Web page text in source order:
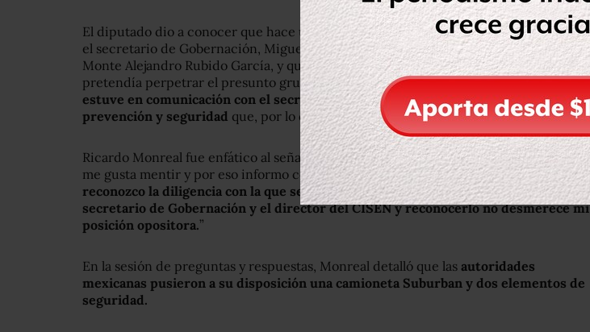
El diputado dio a conocer que hace unos días la información le fue comunicada por
el secretario de Gobernación, Miguel Ángel Osorio Chong, y el director del CISEN,
Monte Alejandro Rubido García, y que, por la gravedad de las acciones que
pretendía perpetrar el presunto grupo delictivo, “durante las horas posteriores
estuve en comunicación con el secretario de Gobernación para diseñar medida de
prevención y seguridad que, por lo delicado del asunto, debían mantener en sigilo.”
Ricardo Monreal fue enfático al señalar que siempre ha intentado ser honesto, “no
me gusta mentir y por eso informo con transparencia lo que sucedió, por eso
reconozco la diligencia con la que se actuó, así como el trato que tuvo conmigo el
secretario de Gobernación y el director del CISEN y reconocerlo no desmerece mi
posición opositora.”
En la sesión de preguntas y respuestas, Monreal detalló que las autoridades
mexicanas pusieron a su disposición una camioneta Suburban y dos elementos de
seguridad.